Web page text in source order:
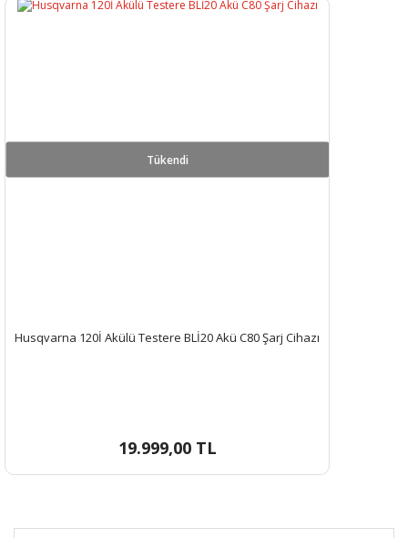
Tükendi
Husqvarna 120İ Akülü Testere BLİ20 Akü C80 Şarj Cihazı
19.999,00 TL